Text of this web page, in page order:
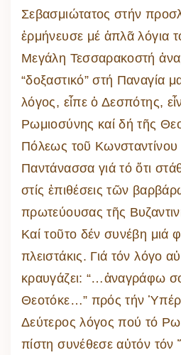
Σεβασμιώτατος στήν
ἑρμήνευσε μέ ἁπλᾶ λόγια
Μεγάλη Τεσσαρακοστή
“δοξαστικό” στή Παναγία
λόγος, εἶπε ὁ Δεσπότης,
Ρωμιοσύνης καί δή τῆς
Πόλεως τοῦ
Παντάνασσα γιά τό ὅτι
στίς ἐπιθέσεις τῶν
πρωτεύουσας τῆς
Καί τοῦτο δέν συνέβη μιά
πλειστάκις. Γιά τόν λόγο
κραυγάζει: “…ἀναγράφω
Θεοτόκε…” πρός τήν
Δεύτερος λόγος πού τό
πίστη συνέθεσε αὐτόν τόν